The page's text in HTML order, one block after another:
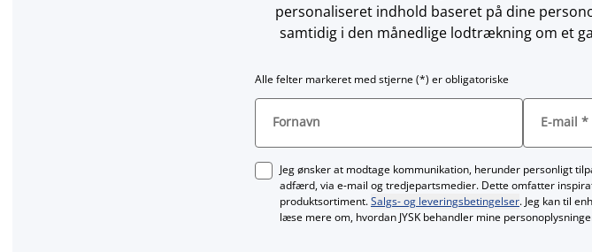
personaliseret indhold baseret på dine
samtidig i den månedlige lodtrækning om et
Alle felter markeret med stjerne (*) er obligatoriske
Fornavn E-mail *
Jeg ønsker at modtage kommunikation, herunder personligt
adfærd, via e‑mail og tredjepartsmedier. Dette omfatter
produktsortiment.Salgs- og leveringsbetingelser. Jeg kan til
læse mere om, hvordan JYSK behandler mine